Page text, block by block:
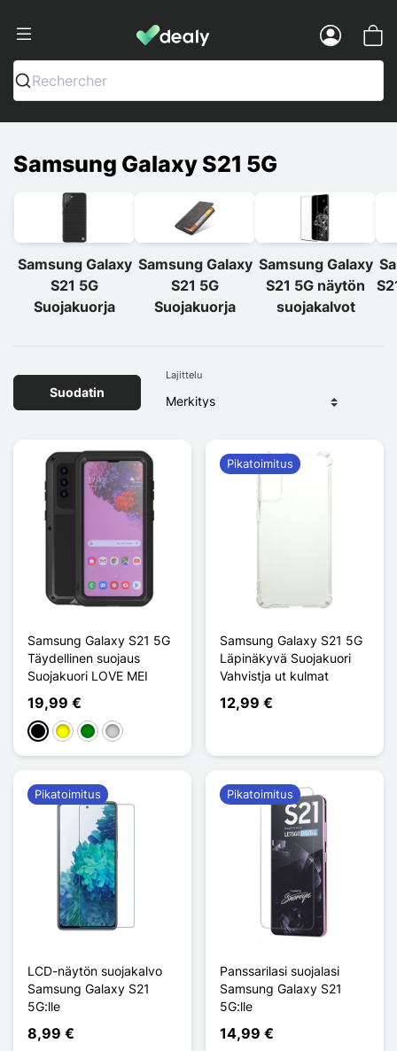
Dealy - Kotelot ja tarvikkeet
Rechercher
Samsung Galaxy S21 5G
Samsung Galaxy
S21 5G
Suojakuorja
Samsung Galaxy
S21 5G
Suojakuorja
Samsung Galaxy
S21 5G näytön
suojakalvot
Suodatin
Lajittelu
Samsung Galaxy S21 5G
Täydellinen suojaus
Suojakuori LOVE MEI
19,99 €
MustaKeltainen
VihreäArgenté
Samsung Galaxy S21 5G
Läpinäkyvä Suojakuori
Vahvistja ut kulmat
12,99 €
Pikatoimitus
LCD-näytön suojakalvo
Samsung Galaxy S21
5G:lle
8,99 €
Pikatoimitus
Panssarilasi suojalasi
Samsung Galaxy S21
5G:lle
14,99 €
Pikatoimitus